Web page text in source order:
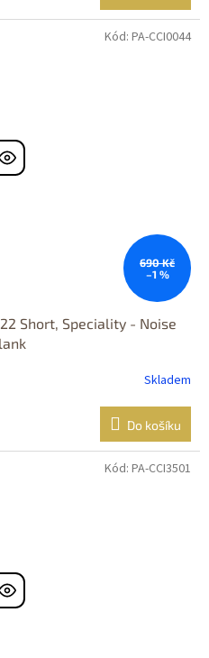
690 Kč
–1 %
Short, Speciality - Noise
Skladem
Do košíku
Kód: PA-CCI0044
Kód: PA-CCI3501